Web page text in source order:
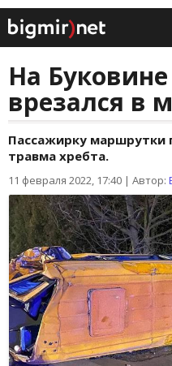
На
врезался в
Пассажирку маршрутки
травма хребта.
11 февраля 2022, 17:40 | Автор: